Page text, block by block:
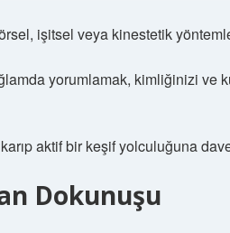
işitsel veya kinestetik
yorumlamak, kimliğinizi ve
aktif bir keşif yolculuğuna
Dokunuşu